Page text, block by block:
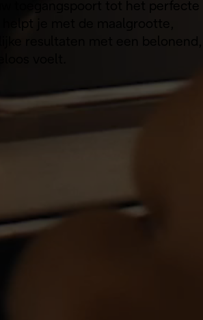
toegangspoort tot het perfecte
je met de maalgrootte,
resultaten met een belonend,
voelt.